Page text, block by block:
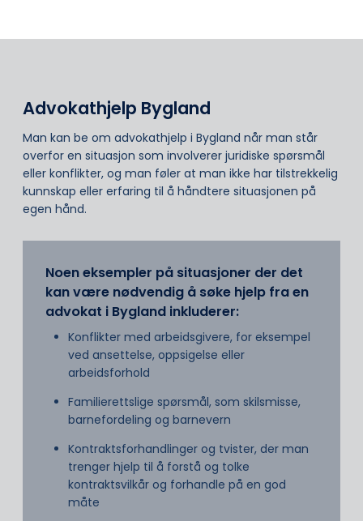
Advokathjelp Bygland
Man kan be om advokathjelp i Bygland når man står
overfor en situasjon som involverer juridiske spørsmål
eller konflikter, og man føler at man ikke har tilstrekkelig
kunnskap eller erfaring til å håndtere situasjonen på
egen hånd.
Noen eksempler på situasjoner der det
kan være nødvendig å søke hjelp fra en
advokat i Bygland inkluderer:
Konflikter med arbeidsgivere, for eksempel
ved ansettelse, oppsigelse eller
arbeidsforhold
Familierettslige spørsmål, som skilsmisse,
barnefordeling og barnevern
Kontraktsforhandlinger og tvister, der man
trenger hjelp til å forstå og tolke
kontraktsvilkår og forhandle på en god
måte